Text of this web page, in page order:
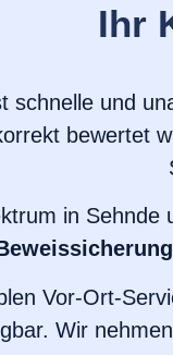
Ihr
schnelle und
bewertet
in Sehnde
Vor-Ort-
Wir